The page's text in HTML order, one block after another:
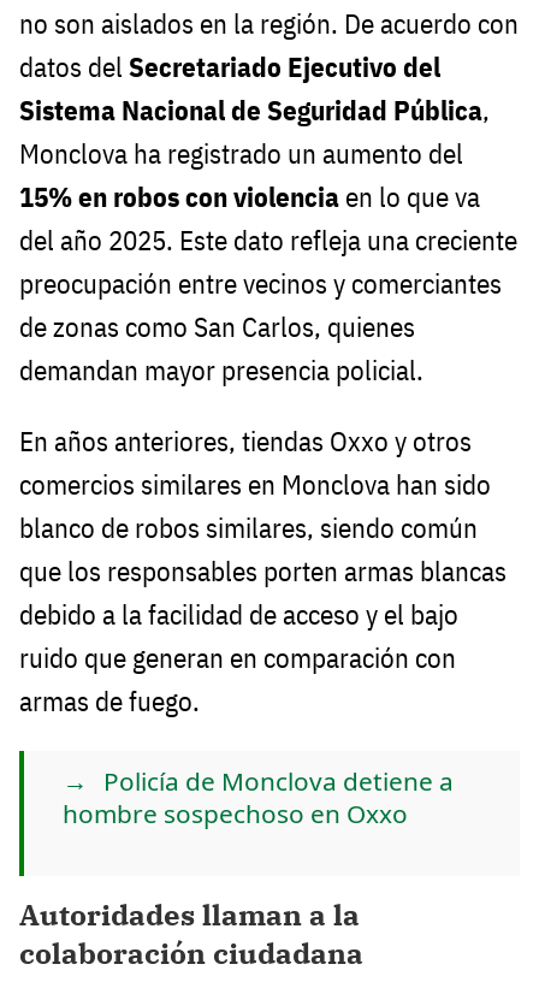
no son aislados en la región. De acuerdo con
datos del Secretariado Ejecutivo del
Sistema Nacional de Seguridad Pública,
Monclova ha registrado un aumento del
15% en robos con violencia en lo que va
del año 2025. Este dato refleja una creciente
preocupación entre vecinos y comerciantes
de zonas como San Carlos, quienes
demandan mayor presencia policial.
En años anteriores, tiendas Oxxo y otros
comercios similares en Monclova han sido
blanco de robos similares, siendo común
que los responsables porten armas blancas
debido a la facilidad de acceso y el bajo
ruido que generan en comparación con
armas de fuego.
Policía de Monclova detiene a
hombre sospechoso en Oxxo
Autoridades llaman a la
colaboración ciudadana